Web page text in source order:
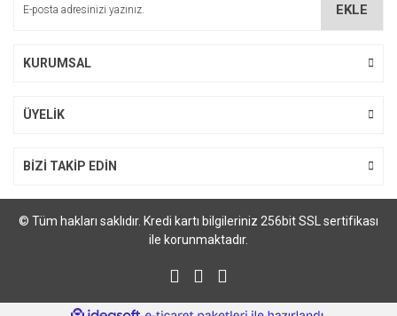
EKLE
KURUMSAL
ÜYELİK
BİZİ TAKİP EDİN
© Tüm hakları saklıdır. Kredi kartı bilgileriniz 256bit SSL sertifikası
ile korunmaktadır.